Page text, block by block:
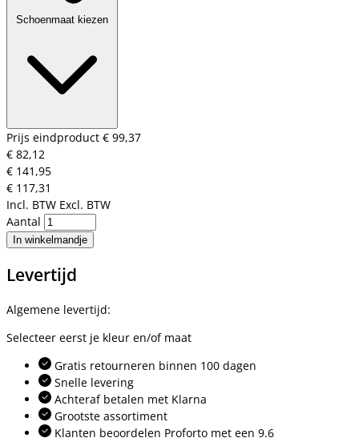
Schoenmaat kiezen
Prijs eindproduct € 99,37
€ 82,12
€ 141,95
€ 117,31
Incl. BTW Excl. BTW
Aantal
In winkelmandje
Levertijd
Algemene levertijd:
Selecteer eerst je kleur en/of maat
Gratis retourneren binnen 100 dagen
Snelle levering
Achteraf betalen met Klarna
Grootste assortiment
Klanten beoordelen Proforto met een 9.6